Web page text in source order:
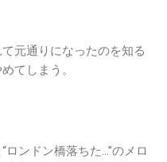
元通りになったのを知る
てしまう。
ンドン橋落ちた…”のメロ